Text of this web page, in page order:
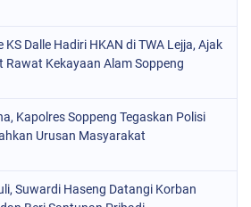
(226)
(1983)
KS Dalle Hadiri HKAN di TWA Lejja, Ajak
Rawat Kekayaan Alam Soppeng
Kapolres Soppeng Tegaskan Polisi
Urusan Masyarakat
Suwardi Haseng Datangi Korban